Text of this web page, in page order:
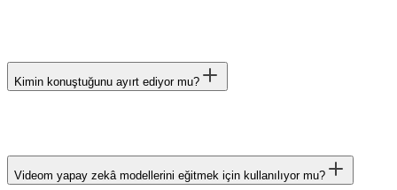
Kimin konuştuğunu ayırt ediyor mu?
Videom yapay zekâ modellerini eğitmek için kullanılıyor mu?